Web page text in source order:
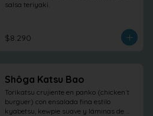
salsa teriyaki.
$8.290
Shôga Katsu Bao
Torikatsu crujiente en panko (chicken´t
burguer) con ensalada fina estilo
kyabetsu, kewpie suave y láminas de